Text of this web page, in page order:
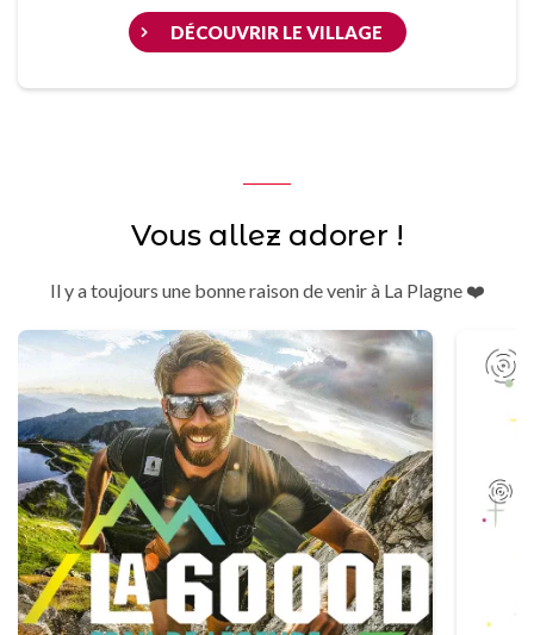
DÉCOUVRIR LE VILLAGE
Vous allez adorer !
Il y a toujours une bonne raison de venir à La Plagne ❤️